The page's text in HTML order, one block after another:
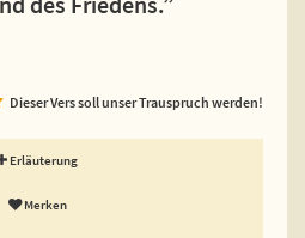
Dieser Vers soll unser Trauspruch werden!
Erläuterung
Merken